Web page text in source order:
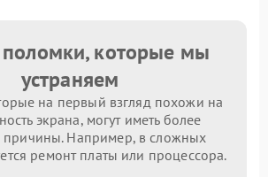
которые мы
устраняем
на первый взгляд похожи на
экрана, могут иметь более
причины. Например, в сложных
ремонт платы или процессора.